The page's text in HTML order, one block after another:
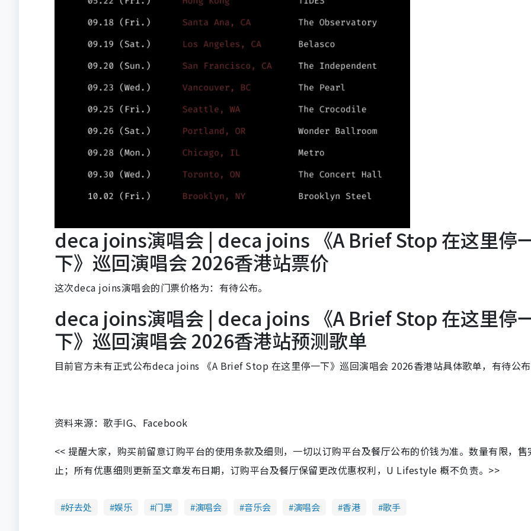
deca joins演唱会 | deca joins 《A Brief Stop 在这里停
下》巡回演唱会 2026香港站票价
这次deca joins演唱会的门票价格为：有待公布。
deca joins演唱会 | deca joins 《A Brief Stop 在这里停
下》巡回演唱会 2026香港站预测歌单
目前官方未有正式公布deca joins 《A Brief Stop 在这里停一下》巡回演唱会 2026香港站具体歌单，有待公
资料来源：歌手IG、Facebook
<< 提醒大家，购买前留意订购平台的使用条款及细则，一切以订购平台及餐厅公布的价钱为准。数量有限，售
止；所有优惠细则更新至文章发布日期，订购平台及餐厅保留更改优惠权利，U Lifestyle 概不负责。>>
好去处 娱乐 门票 演唱会 音乐会 演唱会 香港 歌手